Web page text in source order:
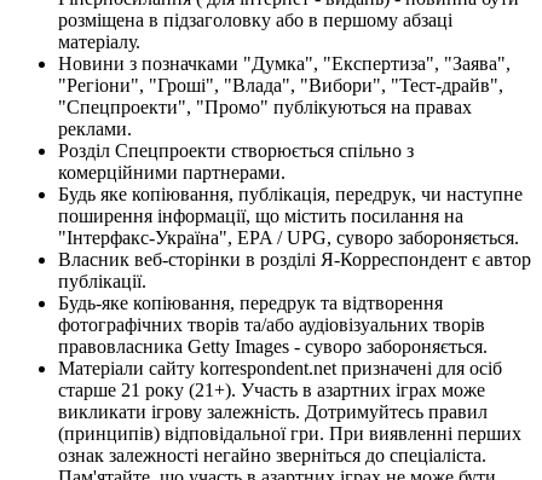
розміщена в підзаголовку або в першому абзаці
матеріалу.
Новини з позначками "Думка", "Експертиза", "Заява",
"Регіони", "Гроші", "Влада", "Вибори", "Тест-драйв",
"Спецпроекти", "Промо" публікуються на правах
реклами.
Розділ Спецпроекти створюється спільно з
комерційними партнерами.
Будь яке копіювання, публікація, передрук, чи наступне
поширення інформації, що містить посилання на
"Інтерфакс-Україна", EPA / UPG, суворо забороняється.
Власник веб-сторінки в розділі Я-Корреспондент є автор
публікації.
Будь-яке копіювання, передрук та відтворення
фотографічних творів та/або аудіовізуальних творів
правовласника Getty Images - суворо забороняється.
Матеріали сайту korrespondent.net призначені для осіб
старше 21 року (21+). Участь в азартних іграх може
викликати ігрову залежність. Дотримуйтесь правил
(принципів) відповідальної гри. При виявленні перших
ознак залежності негайно зверніться до спеціаліста.